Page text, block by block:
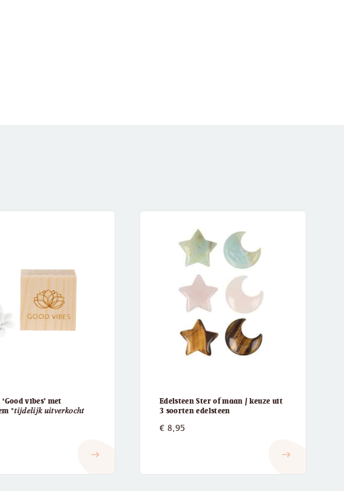
vibes’ met
*𝑡𝑖𝑗𝑑𝑒𝑙𝑖𝑗𝑘 𝑢𝑖𝑡𝑣𝑒𝑟𝑘𝑜𝑐ℎ𝑡
east
Edelsteen Ster of maan / keuze uit
3 soorten edelsteen
€ 8,95
east